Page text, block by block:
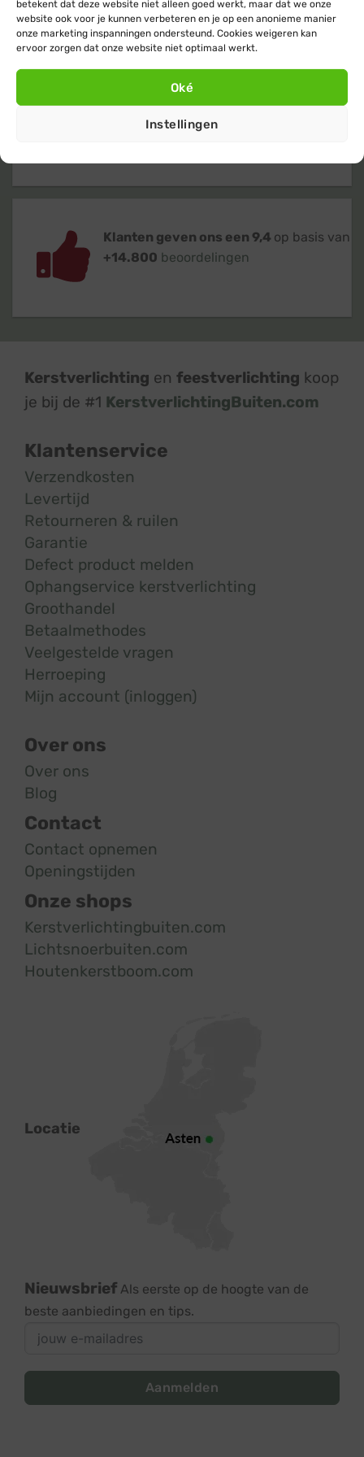
betekent dat deze website niet alleen goed werkt, maar dat we onze
website ook voor je kunnen verbeteren en je op een anonieme manier
onze marketing inspanningen ondersteund. Cookies weigeren kan
ervoor zorgen dat onze website niet optimaal werkt.
Oké
Instellingen
voor heel Nederland & België
Verzendingbinnen 24 uurop
werkdagen (maandag t/m vrijdag)
Klanten geven ons een 9,4 op basis van
+14.800 beoordelingen
Kerstverlichting en feestverlichting koop
je bij de #1 KerstverlichtingBuiten.com
Klantenservice
Verzendkosten
Levertijd
Retourneren & ruilen
Garantie
Defect product melden
Ophangservice kerstverlichting
Groothandel
Betaalmethodes
Veelgestelde vragen
Herroeping
Mijn account (inloggen)
Over ons
Over ons
Blog
Contact
Contact opnemen
Openingstijden
Onze shops
Kerstverlichtingbuiten.com
Lichtsnoerbuiten.com
Houtenkerstboom.com
Locatie
Nieuwsbrief Als eerste op de hoogte van de
beste aanbiedingen en tips.
Aanmelden